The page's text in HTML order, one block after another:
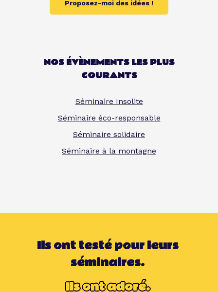
Proposez-moi des idées !
NOS ÉVÈNEMENTS LES PLUS
COURANTS
Séminaire Insolite
Séminaire éco-responsable
Séminaire solidaire
Séminaire à la montagne
Ils ont testé pour leurs
séminaires.
Ils ont adoré.